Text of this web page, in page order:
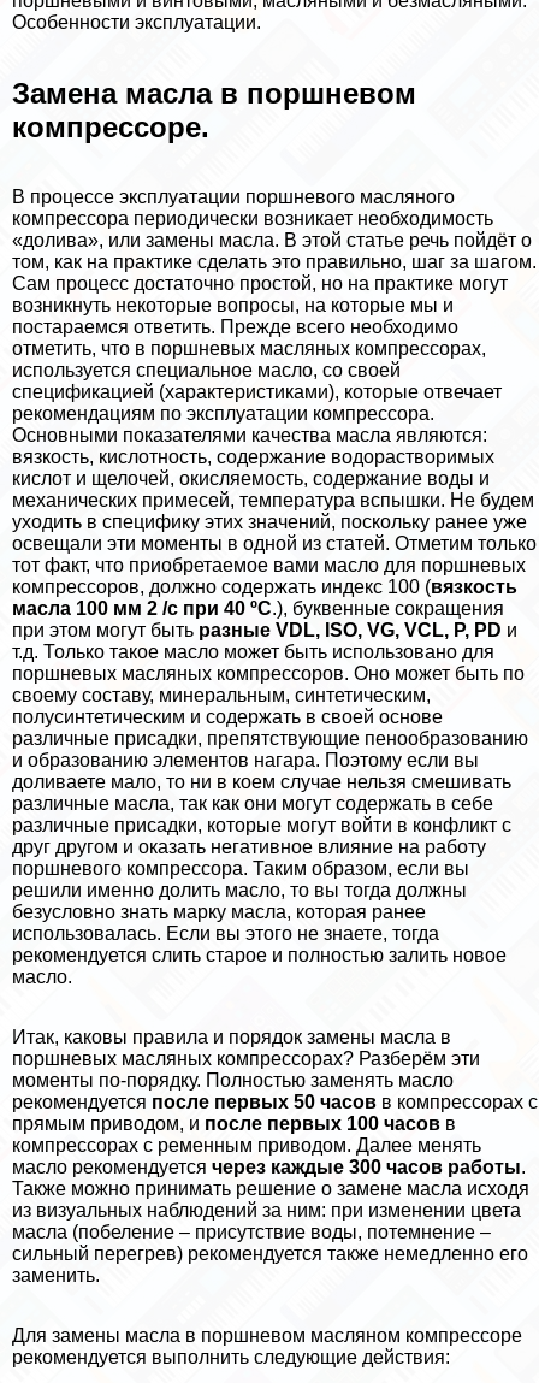
Особенности эксплуатации.
Замена масла в поршневом
компрессоре.
В процессе эксплуатации поршневого масляного
компрессора периодически возникает необходимость
«долива», или замены масла. В этой статье речь пойдёт о
том, как на пpaктике сделать это правильно, шаг за шагом.
Сам процесс достаточно простой, но на пpaктике могут
возникнуть некоторые вопросы, на которые мы и
постараемся ответить. Прежде всего необходимо
отметить, что в поршневых масляных компрессорах,
используется специальное масло, со своей
спецификацией (хаpaктеристиками), которые отвечает
рекомендациям по эксплуатации компрессора.
Основными показателями качества масла являются:
вязкость, кислотность, содержание водорастворимых
кислот и щелочей, окисляемость, содержание воды и
механических примесей, температура вспышки. Не будем
уходить в специфику этих значений, поскольку ранее уже
освещали эти моменты в одной из статей. Отметим только
тот факт, что приобретаемое вами масло для поршневых
компрессоров, должно содержать индекс 100 (вязкость
масла 100 мм 2 /с при 40 ºC.), буквенные сокращения
при этом могут быть разные VDL, ISO, VG, VС L, P, PD и
т.д. Только такое масло может быть использовано для
поршневых масляных компрессоров. Оно может быть по
своему составу, минеральным, синтетическим,
полусинтетическим и содержать в своей основе
различные присадки, препятствующие пенообразованию
и образованию элементов нагара. Поэтому если вы
доливаете мало, то ни в коем случае нельзя смешивать
различные масла, так как они могут содержать в себе
различные присадки, которые могут войти в конфликт с
друг другом и оказать негативное влияние на работу
поршневого компрессора. Таким образом, если вы
решили именно долить масло, то вы тогда должны
безусловно знать марку масла, которая ранее
использовалась. Если вы этого не знаете, тогда
рекомендуется слить старое и полностью залить новое
масло.
Итак, каковы правила и порядок замены масла в
поршневых масляных компрессорах? Разберём эти
моменты по-порядку. Полностью заменять масло
рекомендуется после первых 50 часов в компрессорах с
прямым приводом, и после первых 100 часов в
компрессорах с ременным приводом. Далее менять
масло рекомендуется через каждые 300 часов работы.
Также можно принимать решение о замене масла исходя
из визуальных наблюдений за ним: при изменении цвета
масла (побеление – присутствие воды, потемнение –
сильный перегрев) рекомендуется также немедленно его
заменить.
Для замены масла в поршневом масляном компрессоре
рекомендуется выполнить следующие действия: